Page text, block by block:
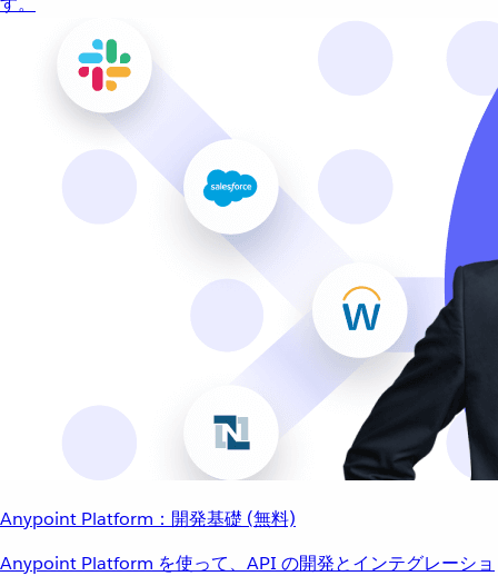
Anypoint Platform：開発基礎 (無料)
Anypoint Platform を使って、API の開発とインテグレーショ